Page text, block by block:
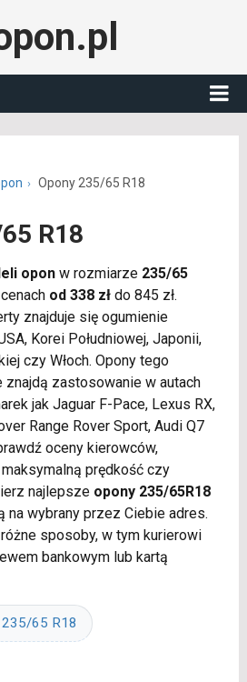
Opony 235/65 R18
R18
oponw rozmiarze 235/65
od 338 złdo 845 zł.
znajduje się ogumienie
Korei Południowej, Japonii,
czy Włoch. Opony tego
znajdą zastosowanie w autach
jak Jaguar F-Pace, Lexus RX,
Range Rover Sport, Audi Q7
oceny kierowców,
prędkość czy
najlepsze opony 235/65R18
na wybrany przez Ciebie adres.
sposoby, w tym kurierowi
bankowym lub kartą
65 R18